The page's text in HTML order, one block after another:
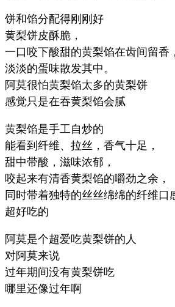
饼和馅分配得刚刚好
黄梨饼皮酥脆，
一口咬下酸甜的黄梨馅在齿间留香
淡淡的蛋味散发其中。
阿莫很怕黄梨馅太多的黄梨饼
感觉只是在吞黄梨馅会腻
黄梨馅是手工自炒的
能看到纤维、拉丝，香气十足，
甜中带酸，滋味浓郁，
咬起来有清香黄梨馅的嚼劲之余，
同时带着独特的丝丝绵绵的纤维口
超好吃的
阿莫是个超爱吃黄梨饼的人
对阿莫来说
过年期间没有黄梨饼吃
哪里还像过年啊